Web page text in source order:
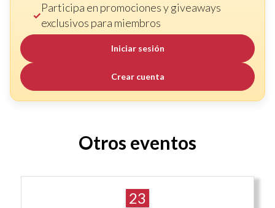
Participa en promociones y giveaways
exclusivos para miembros
Iniciar sesión
Crear cuenta
Otros eventos
23